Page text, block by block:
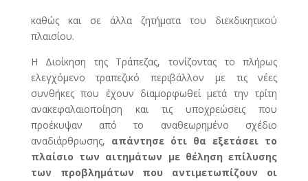
καθώς και σε άλλα ζητήματα του διεκδικητικού
πλαισίου.
Η Διοίκηση της Τράπεζας, τονίζοντας το πλήρως
ελεγχόμενο τραπεζικό περιβάλλον με τις νέες
συνθήκες που έχουν διαμορφωθεί μετά την τρίτη
ανακεφαλαιοποίηση και τις υποχρεώσεις που
προέκυψαν από το αναθεωρημένο σχέδιο
αναδιάρθρωσης, απάντησε ότι θα εξετάσει το
πλαίσιο των αιτημάτων με θέληση επίλυσης
των προβλημάτων που αντιμετωπίζουν οι